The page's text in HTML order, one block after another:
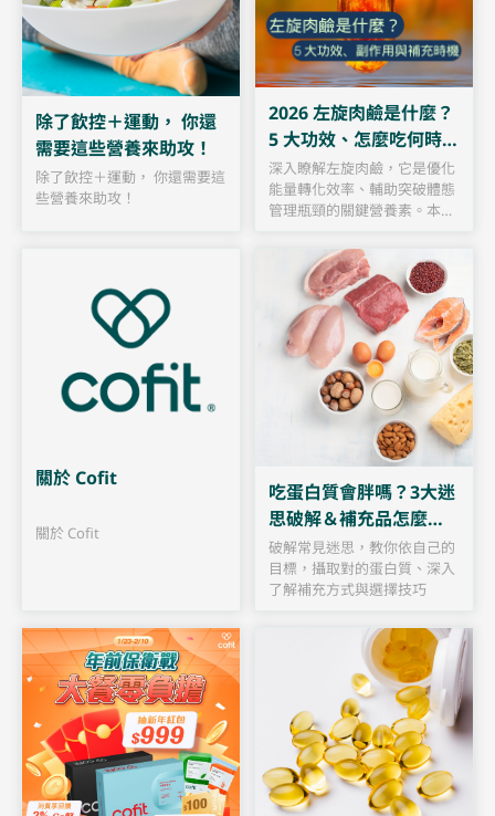
除了飲控＋運動， 你還
需要這些營養來助攻！
除了飲控＋運動， 你還需要這
些營養來助攻！
2026 左旋肉鹼是什麼？
5 大功效、怎麼吃何時
吃、有副作用嗎？
深入瞭解左旋肉鹼，它是優化
能量轉化效率、輔助突破體態
管理瓶頸的關鍵營養素。本攻
康功效，並針對素食者與高壓
族群提供專屬的日常補充建議
與劑量指引。
關於 Cofit
關於 Cofit
吃蛋白質會胖嗎？3大迷
思破解＆補充品怎麼
選？
破解常見迷思，教你依自己的
目標，攝取對的蛋白質、深入
了解補充方式與選擇技巧